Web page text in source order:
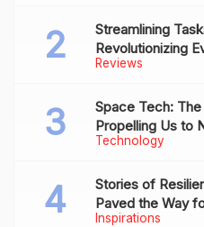
Reviews
Streamlining
Revolutionizing
Technology
Space Tech:
Propelling Us to
Inspirations
Stories of
Paved the Way